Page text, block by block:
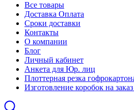
Все товары
Доставка Оплата
Сроки доставки
Контакты
О компании
Блог
Личный кабинет
Анкета для Юр. лиц
Плоттерная резка
Изготовление коробок на